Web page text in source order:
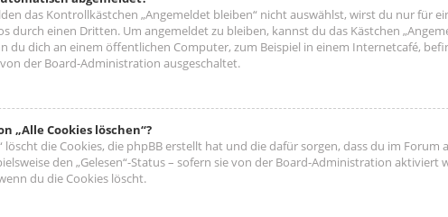
das Kontrollkästchen „Angemeldet bleiben“ nicht auswählst, wirst du nur für
durch einen Dritten. Um angemeldet zu bleiben, kannst du das Kästchen
du dich an einem öffentlichen Computer, zum Beispiel in einem Internetcafé,
der Board-Administration ausgeschaltet.
„Alle Cookies löschen“?
löscht die Cookies, die phpBB erstellt hat und die dafür sorgen, dass du im
den „Gelesen“-Status – sofern sie von der Board-Administration
du die Cookies löscht.